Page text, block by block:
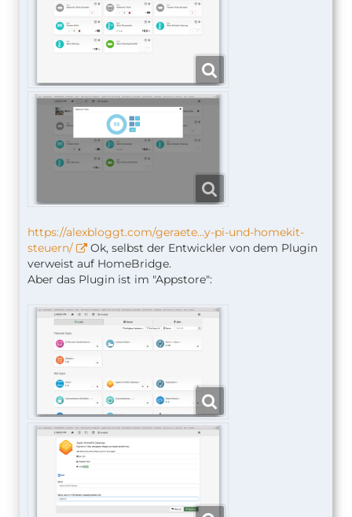
https://alexbloggt.com/geraete…y-pi-und-homekit-
steuern/
Ok, selbst der Entwickler von dem Plugin
verweist auf HomeBridge.
Aber das Plugin ist im "Appstore":